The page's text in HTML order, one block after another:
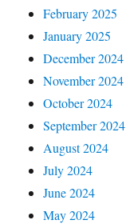
February 2025
January 2025
December 2024
November 2024
October 2024
September 2024
August 2024
July 2024
June 2024
May 2024